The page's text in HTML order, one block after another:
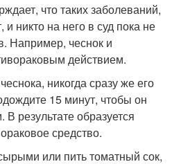
что таких заболеваний,
никто на него в суд пока не
Например, чеснок и
действием.
никогда сразу же его
15 минут, чтобы он
результате образуется
средство.
или пить томатный сок,